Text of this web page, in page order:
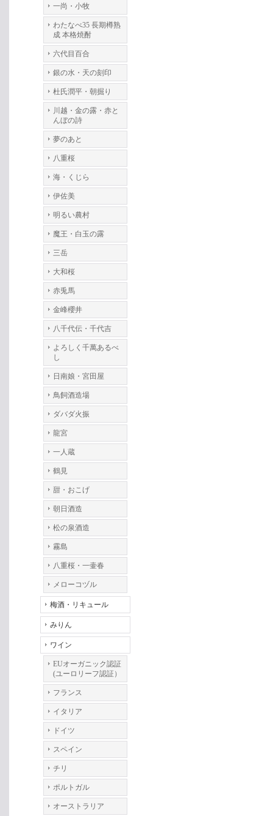
一尚・小牧
わたなべ35 長期樽熟
成 本格焼酎
六代目百合
銀の水・天の刻印
杜氏潤平・朝掘り
川越・金の露・赤と
んぼの詩
夢のあと
八重桜
海・くじら
伊佐美
明るい農村
魔王・白玉の露
三岳
大和桜
赤兎馬
金峰櫻井
八千代伝・千代吉
よろしく千萬あるべ
し
日南娘・宮田屋
鳥飼酒造場
ダバダ火振
龍宮
一人蔵
鶴見
甜・おこげ
朝日酒造
松の泉酒造
霧島
八重桜・一壷春
メローコヅル
梅酒・リキュール
みりん
ワイン
EUオーガニック認証
(ユーロリーフ認証）
フランス
イタリア
ドイツ
スペイン
チリ
ポルトガル
オーストラリア